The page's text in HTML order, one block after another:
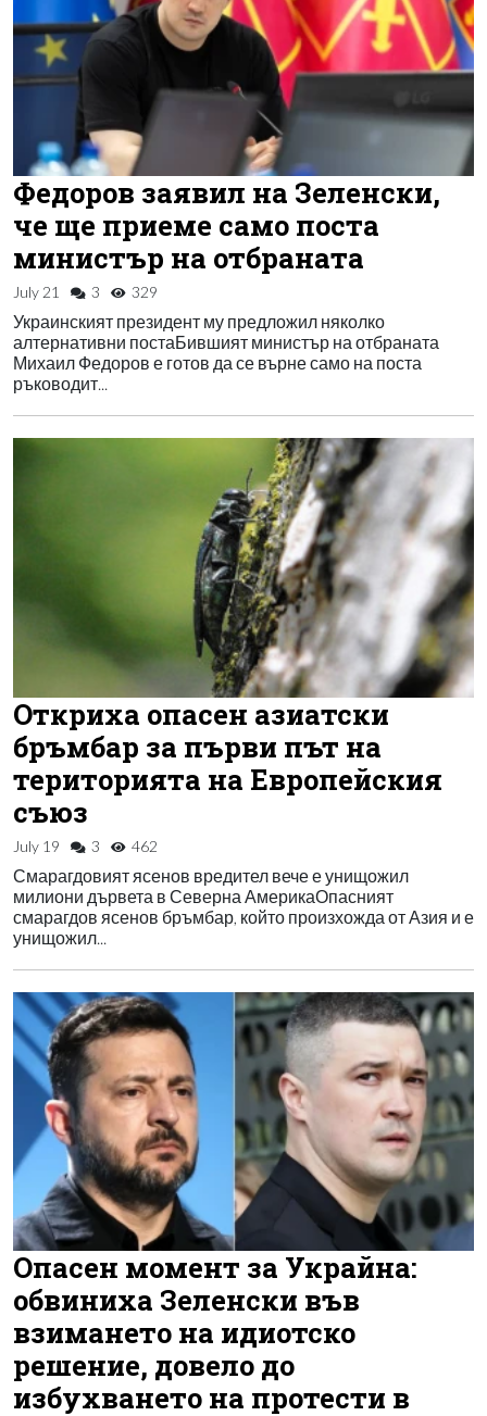
Федоров заявил на Зеленски,
че ще приеме само поста
министър на отбраната
July 21 3 329
Украинският президент му предложил няколко
алтернативни постаБившият министър на отбраната
Михаил Федоров е готов да се върне само на поста
ръководит...
Откриха опасен азиатски
бръмбар за първи път на
територията на Европейския
съюз
July 19 3 462
Смарагдовият ясенов вредител вече е унищожил
милиони дървета в Северна АмерикаОпасният
смарагдов ясенов бръмбар, който произхожда от Азия и е
унищожил...
Опасен момент за Украйна:
обвиниха Зеленски във
взимането на идиотско
решение, довело до
избухването на протести в